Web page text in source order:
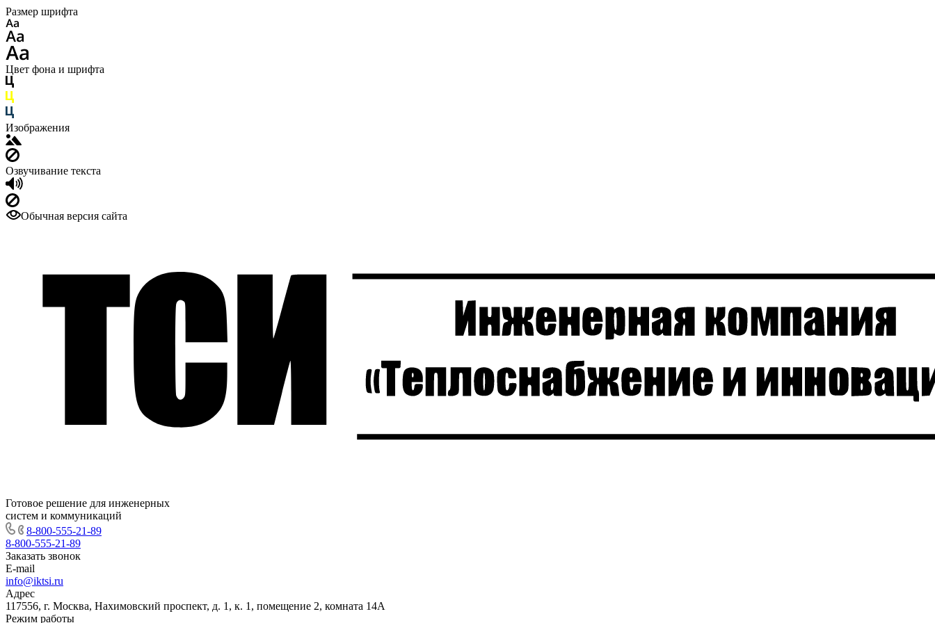
Размер шрифта
Цвет фона и шрифта
Изображения
Озвучивание текста
Обычная версия сайта
Готовое решение для инженерных
систем и коммуникаций
8-800-555-21-89
8-800-555-21-89
Заказать звонок
E-mail
info@iktsi.ru
Адрес
117556, г. Москва, Нахимовский проспект, д. 1, к. 1, помещение 2, комната 14А
Режим работы